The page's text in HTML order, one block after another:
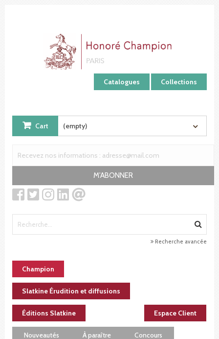
Catalogues Collections
Cart (empty)
M'ABONNER
Recherche avancée
Champion
Slatkine Érudition et diffusions
Éditions Slatkine Espace Client
Nouveautés À paraître Concours